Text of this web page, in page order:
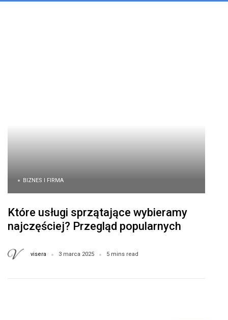
BIZNES I FIRMA
Które usługi sprzątające wybieramy
najczęściej? Przegląd popularnych
visera 3 marca 2025 5 mins read